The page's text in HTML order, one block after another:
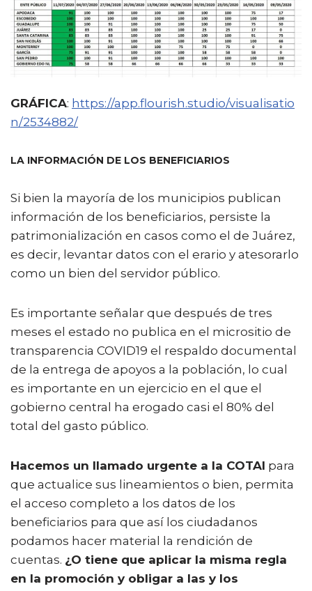
GRÁFICA: https://app.flourish.studio/visualisatio
n/2534882/
LA INFORMACIÓN DE LOS BENEFICIARIOS
Si bien la mayoría de los municipios publican
información de los beneficiarios, persiste la
patrimonialización en casos como el de Juárez,
es decir, levantar datos con el erario y atesorarlo
como un bien del servidor público.
Es importante señalar que después de tres
meses el estado no publica en el micrositio de
transparencia COVID19 el respaldo documental
de la entrega de apoyos a la población, lo cual
es importante en un ejercicio en el que el
gobierno central ha erogado casi el 80% del
total del gasto público.
Hacemos un llamado urgente a la COTAI para
que actualice sus lineamientos o bien, permita
el acceso completo a los datos de los
beneficiarios para que así los ciudadanos
podamos hacer material la rendición de
cuentas. ¿O tiene que aplicar la misma regla
en la promoción y obligar a las y los